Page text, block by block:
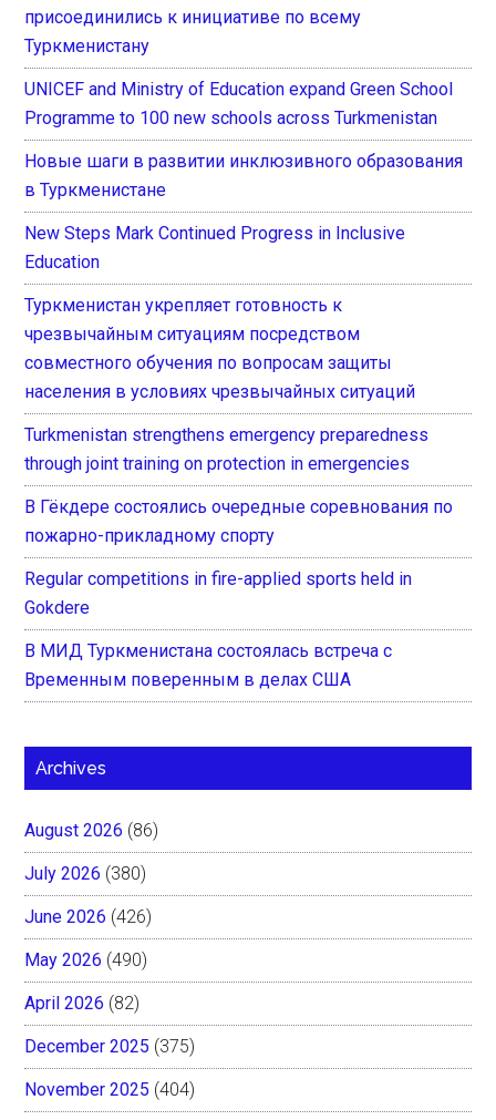
присоединились к инициативе по всему
Туркменистану
UNICEF and Ministry of Education expand Green School
Programme to 100 new schools across Turkmenistan
Новые шаги в развитии инклюзивного образования
в Туркменистане
New Steps Mark Continued Progress in Inclusive
Education
Туркменистан укрепляет готовность к
чрезвычайным ситуациям посредством
совместного обучения по вопросам защиты
населения в условиях чрезвычайных ситуаций
Turkmenistan strengthens emergency preparedness
through joint training on protection in emergencies
В Гёкдере состоялись очередные соревнования по
пожарно-прикладному спорту
Regular competitions in fire-applied sports held in
Gokdere
В МИД Туркменистана состоялась встреча с
Временным поверенным в делах США
Archives
August 2026 (86)
July 2026 (380)
June 2026 (426)
May 2026 (490)
April 2026 (82)
December 2025 (375)
November 2025 (404)